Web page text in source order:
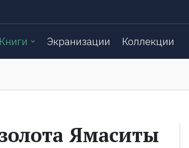
Книги Экранизации Коллекции
Ямаситы